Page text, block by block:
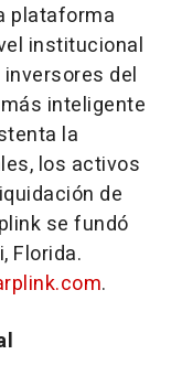
plataforma
institucional
del
inteligente
la
los activos
de
se fundó
Florida.
.